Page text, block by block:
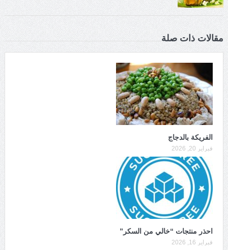
مقالات ذات صلة
الفريكة بالدجاج
فبراير 20, 2026
احذر منتجات “خالي من السكر”
فبراير 16, 2026